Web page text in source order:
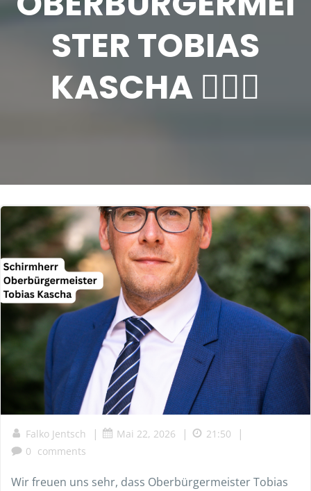
STER TOBIAS
KASCHA 🏳️‍🌈✨
Falko Jentsch | Mai 22, 2026 | 21:50 |
0 comments
Wir freuen uns sehr, dass Oberbürgermeister Tobias